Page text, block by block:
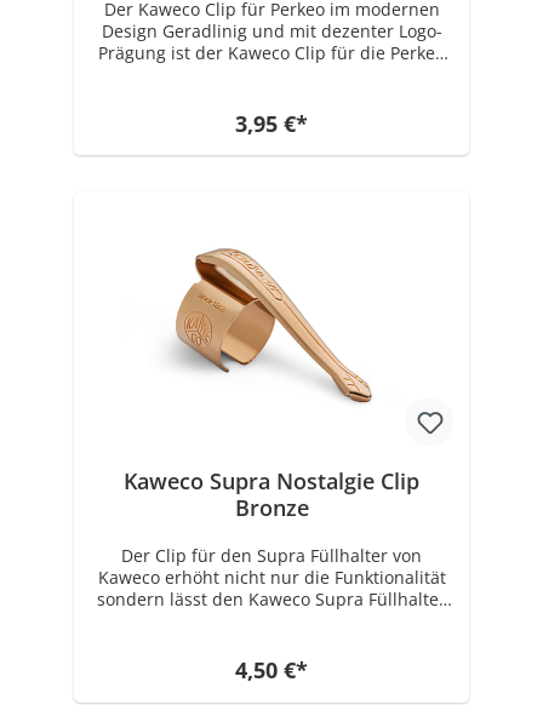
Der Kaweco Clip für Perkeo im modernen
Design Geradlinig und mit dezenter Logo-
Prägung ist der Kaweco Clip für die Perkeo
optischen Aufwertung der
Schreibwerkzeuge kann der Clip aus
Edelstahl leicht auf die oktogonale
werden.
3,95 €*
Kaweco Supra Nostalgie Clip
Bronze
Der Clip für den Supra Füllhalter von
Kaweco erhöht nicht nur die Funktionalität
sondern lässt den Kaweco Supra Füllhalter
4,50 €*